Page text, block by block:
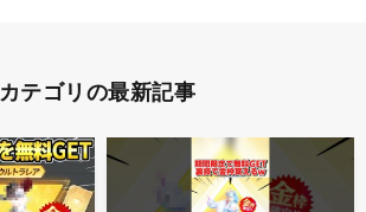
カテゴリの最新記事